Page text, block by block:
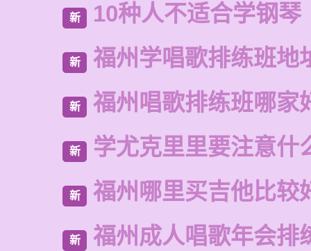
新 10种人不适合学钢琴
新 福州学唱歌排练班地
新 福州唱歌排练班哪家
新 学尤克里里要注意什
新 福州哪里买吉他比较
新 福州成人唱歌年会排